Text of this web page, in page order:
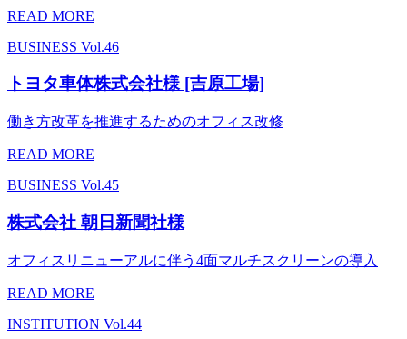
READ MORE
BUSINESS Vol.46
トヨタ車体株式会社様 [吉原工場]
働き方改革を推進するためのオフィス改修
READ MORE
BUSINESS Vol.45
株式会社 朝日新聞社様
オフィスリニューアルに伴う4面マルチスクリーンの導入
READ MORE
INSTITUTION Vol.44